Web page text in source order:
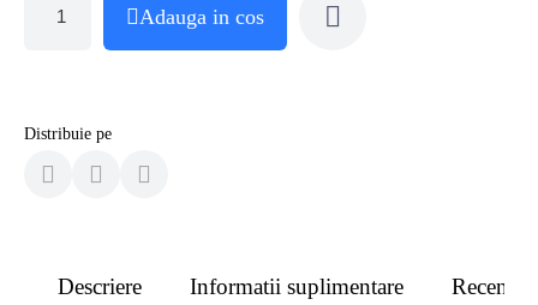
Adauga in cos
Distribuie pe
Descriere Informatii suplimentare Recenzii